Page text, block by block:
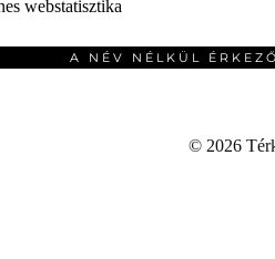
A NÉV NÉLKÜL
© 2026